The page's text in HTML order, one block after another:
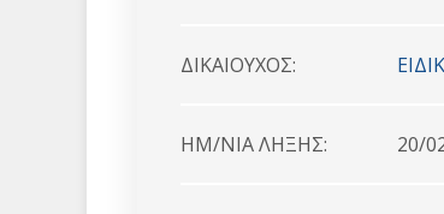
ΔΙΚΑΙΟYΧΟΣ:
HM/NIA ΛΗΞΗΣ: 20/